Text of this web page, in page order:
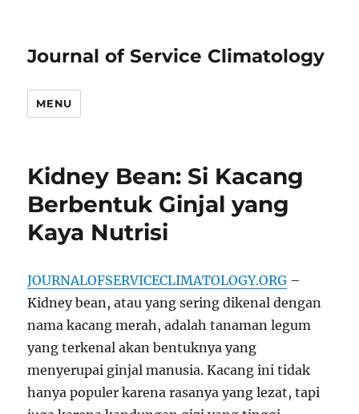
Journal of Service Climatology
MENU
Kidney Bean: Si Kacang
Berbentuk Ginjal yang
Kaya Nutrisi
JOURNALOFSERVICECLIMATOLOGY.ORG –
Kidney bean, atau yang sering dikenal dengan
nama kacang merah, adalah tanaman legum
yang terkenal akan bentuknya yang
menyerupai ginjal manusia. Kacang ini tidak
hanya populer karena rasanya yang lezat, tapi